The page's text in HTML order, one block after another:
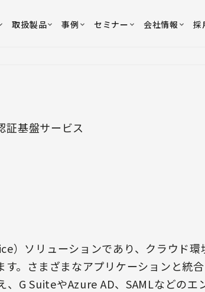
取扱製品 事例 セミナー 会社情報 採
証基盤サービス
ソリューションであり、クラウド環
。さまざまなアプリケーションと統
G SuiteやAzure AD、SAMLなどのエ